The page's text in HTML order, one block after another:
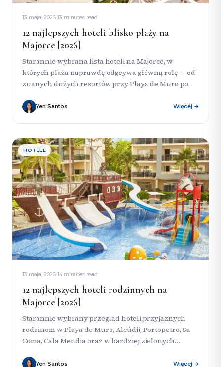
13 maja, 2026·13 minutes read
12 najlepszych hoteli blisko plaży na
Majorce [2026]
Starannie wybrana lista hoteli na Majorce, w
których plaża naprawdę odgrywa główną rolę — od
znanych dużych resortów przy Playa de Muro po
Yen Santos Więcej →
HOTELE
13 maja, 2026·14 minutes read
12 najlepszych hoteli rodzinnych na
Majorce [2026]
Starannie wybrany przegląd hoteli przyjaznych
rodzinom w Playa de Muro, Alcúdii, Portopetro, Sa
Coma, Cala Mendia oraz w bardziej zielonych
Yen Santos Więcej →